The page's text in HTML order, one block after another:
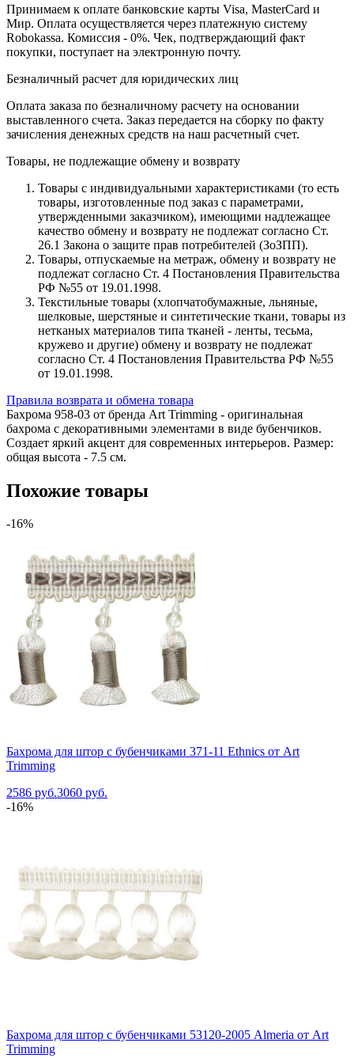
Принимаем к оплате банковские карты Visa, MasterCard и
Мир. Оплата осуществляется через платежную систему
Robokassa. Комиссия - 0%. Чек, подтверждающий факт
покупки, поступает на электронную почту.
Безналичный расчет для юридических лиц
Оплата заказа по безналичному расчету на основании
выставленного счета. Заказ передается на сборку по факту
зачисления денежных средств на наш расчетный счет.
Товары, не подлежащие обмену и возврату
Товары с индивидуальными характеристиками (то есть
товары, изготовленные под заказ с параметрами,
утвержденными заказчиком), имеющими надлежащее
качество обмену и возврату не подлежат согласно Ст.
26.1 Закона о защите прав потребителей (ЗоЗПП).
Товары, отпускаемые на метраж, обмену и возврату не
подлежат согласно Ст. 4 Постановления Правительства
РФ №55 от 19.01.1998.
Текстильные товары (хлопчатобумажные, льняные,
шелковые, шерстяные и синтетические ткани, товары из
нетканых материалов типа тканей - ленты, тесьма,
кружево и другие) обмену и возврату не подлежат
согласно Ст. 4 Постановления Правительства РФ №55
от 19.01.1998.
Правила возврата и обмена товара
Бахрома 958-03 от бренда Art Trimming - оригинальная
бахрома с декоративными элементами в виде бубенчиков.
Создает яркий акцент для современных интерьеров. Размер:
общая высота - 7.5 см.
Похожие товары
-16%
Бахрома для штор с бубенчиками 371-11 Ethnics от Art
Trimming
2586 руб.3060 руб.
-16%
Бахрома для штор с бубенчиками 53120-2005 Almeria от Art
Trimming